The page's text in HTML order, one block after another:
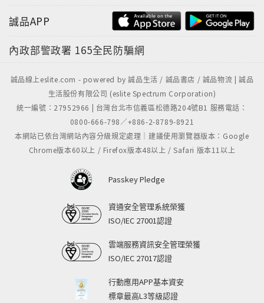
誠品APP
內政部警政署 165全民防騙網
誠品線上eslite.com - powered by 誠品生活 / 誠品書店 / 誠品物流 | 誠品
生活股份有限公司 (eslite Spectrum Corporation)
統一編號：27952966 | 台灣台北市信義區松德路204號B1 服務電話：
0800-666-798／+886-2-8789-8921
本網站已依台灣網站內容分級規定處理｜建議使用瀏覽器版本：Google
Chrome版本60以上 / Firefox版本48以上 / Safari 版本11以上
Passkey Pledge
資通安全管理系統榮獲
ISO/IEC 27001認證
雲端服務資訊安全管理榮獲
ISO/IEC 27017認證
行動應用APP基本資安
標章最高L3等級認證